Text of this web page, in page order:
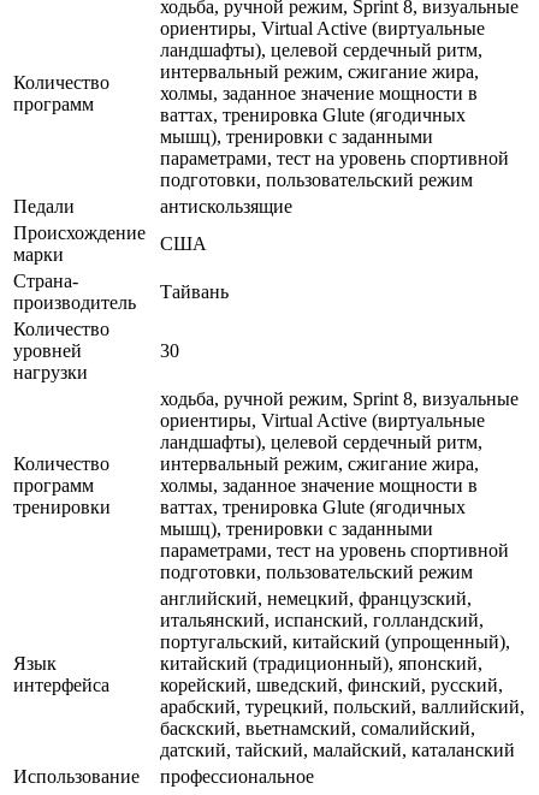
Количество
программ
ходьба, ручной режим, Sprint 8, визуальные
ориентиры, Virtual Active (виртуальные
ландшафты), целевой сердечный ритм,
интервальный режим, сжигание жира,
холмы, заданное значение мощности в
ваттах, тренировка Glute (ягодичных
мышц), тренировки с заданными
параметрами, тест на уровень спортивной
подготовки, пользовательский режим
Педали
антискользящие
Происхождение
марки
США
Страна-
производитель
Тайвань
Количество
уровней
нагрузки
30
Количество
программ
тренировки
ходьба, ручной режим, Sprint 8, визуальные
ориентиры, Virtual Active (виртуальные
ландшафты), целевой сердечный ритм,
интервальный режим, сжигание жира,
холмы, заданное значение мощности в
ваттах, тренировка Glute (ягодичных
мышц), тренировки с заданными
параметрами, тест на уровень спортивной
подготовки, пользовательский режим
Язык
интерфейса
английский, немецкий, французский,
итальянский, испанский, голландский,
португальский, китайский (упрощенный),
китайский (традиционный), японский,
корейский, шведский, финский, русский,
арабский, турецкий, польский, валлийский,
баскский, вьетнамский, сомалийский,
датский, тайский, малайский, каталанский
Использование
профессиональное